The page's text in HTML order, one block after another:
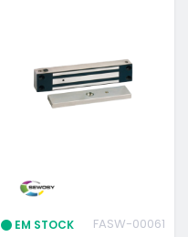
EM STOCK FASW-00061